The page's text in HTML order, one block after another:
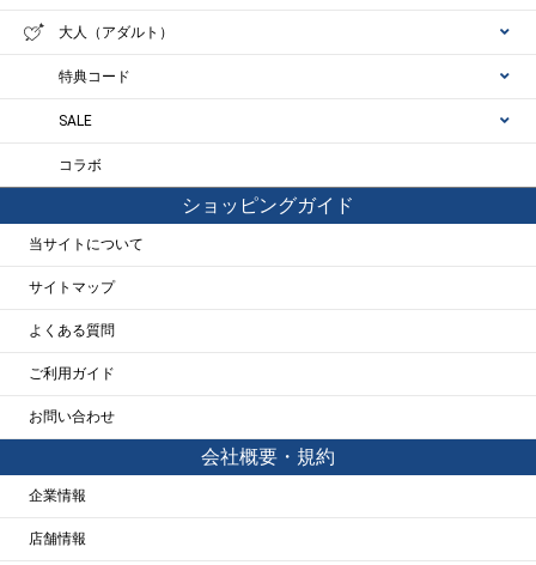
大人（アダルト）
特典コード
SALE
コラボ
ショッピングガイド
当サイトについて
サイトマップ
よくある質問
ご利用ガイド
お問い合わせ
会社概要・規約
企業情報
店舗情報